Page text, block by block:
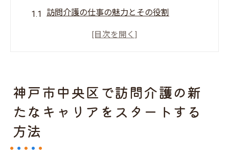
訪問介護の仕事の魅力とその役割
神戸市中央区での訪問介護求人の見つけ方
地域に根ざした訪問介護の重要性
訪問介護の求人情報を見逃さないための神戸市
中央区ガイド
神戸市中央区で訪問介護の新
たなキャリアをスタートする
方法